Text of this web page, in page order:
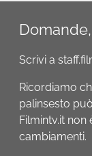
Scrivi a
Ricordiamo
palinsesto
Filmintv.it
cambiamenti.